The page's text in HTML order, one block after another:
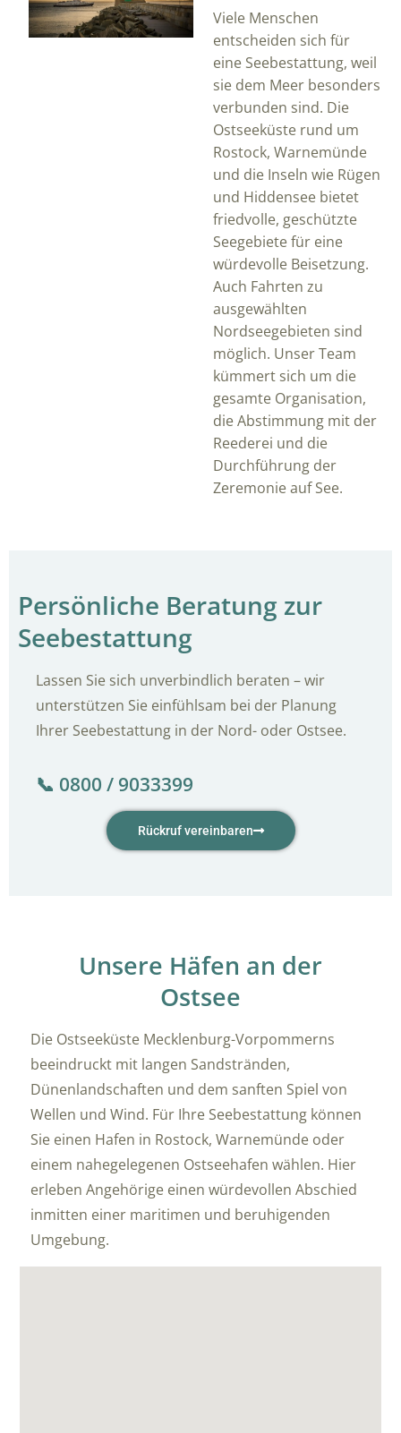
Viele Menschen
entscheiden sich für
eine Seebestattung, weil
sie dem Meer besonders
verbunden sind. Die
Ostseeküste rund um
Rostock, Warnemünde
und die Inseln wie Rügen
und Hiddensee bietet
friedvolle, geschützte
Seegebiete für eine
würdevolle Beisetzung.
Auch Fahrten zu
ausgewählten
Nordseegebieten sind
möglich. Unser Team
kümmert sich um die
gesamte Organisation,
die Abstimmung mit der
Reederei und die
Durchführung der
Zeremonie auf See.
Persönliche Beratung zur
Seebestattung
Lassen Sie sich unverbindlich beraten – wir
unterstützen Sie einfühlsam bei der Planung
Ihrer Seebestattung in der Nord- oder Ostsee.
📞 0800 / 9033399
Rückruf vereinbaren
Unsere Häfen an der
Ostsee
Die Ostseeküste Mecklenburg-Vorpommerns
beeindruckt mit langen Sandstränden,
Dünenlandschaften und dem sanften Spiel von
Wellen und Wind. Für Ihre Seebestattung können
Sie einen Hafen in Rostock, Warnemünde oder
einem nahegelegenen Ostseehafen wählen. Hier
erleben Angehörige einen würdevollen Abschied
inmitten einer maritimen und beruhigenden
Umgebung.